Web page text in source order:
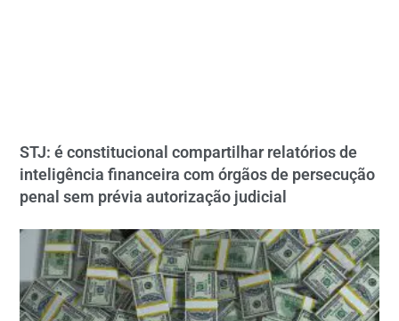
STJ: é constitucional compartilhar relatórios de
inteligência financeira com órgãos de persecução
penal sem prévia autorização judicial